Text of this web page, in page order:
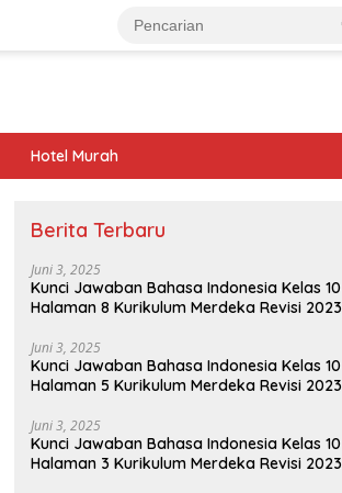
Hotel Murah
Berita Terbaru
Juni 3, 2025
Kunci Jawaban Bahasa Indonesia Kelas 10
Halaman 8 Kurikulum Merdeka Revisi 2023
Juni 3, 2025
Kunci Jawaban Bahasa Indonesia Kelas 10
Halaman 5 Kurikulum Merdeka Revisi 2023
Juni 3, 2025
Kunci Jawaban Bahasa Indonesia Kelas 10
Halaman 3 Kurikulum Merdeka Revisi 2023